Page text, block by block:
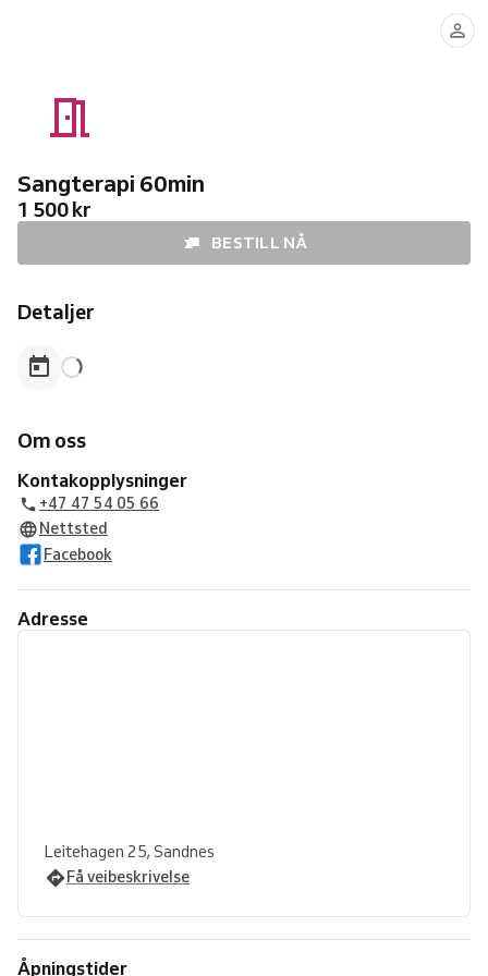
Sangterapi 60min
1 500 kr
BESTILL NÅ
Detaljer
Om oss
Kontakopplysninger
+47 47 54 05 66
Nettsted
Facebook
Adresse
Leitehagen 25, Sandnes
Få veibeskrivelse
Åpningstider